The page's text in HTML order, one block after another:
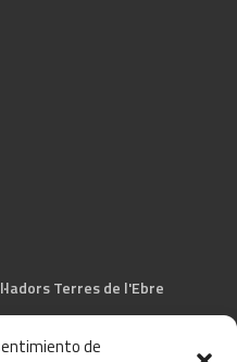
de
Terres de l'Ebre